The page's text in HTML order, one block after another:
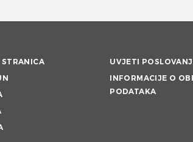
UVJETI
INFORMACIJE O
PODATAKA